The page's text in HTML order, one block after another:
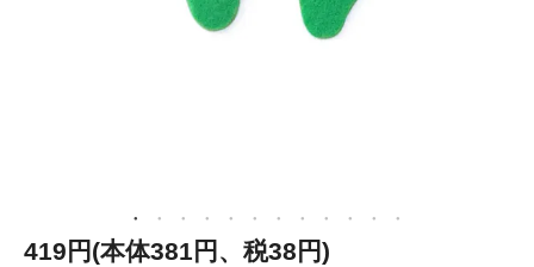
419円(本体381円、税38円)